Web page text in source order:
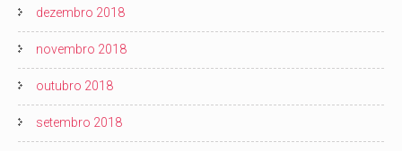
dezembro 2018
novembro 2018
outubro 2018
setembro 2018